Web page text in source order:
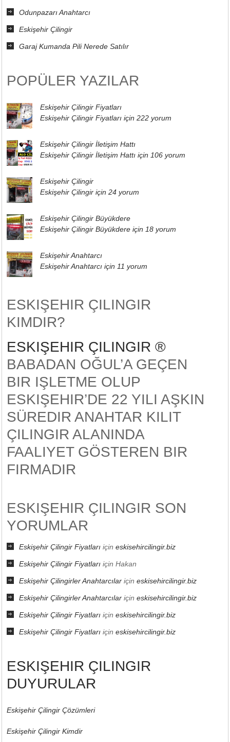
Odunpazarı Anahtarcı
Eskişehir Çilingir
Garaj Kumanda Pili Nerede Satılır
POPÜLER YAZILAR
Eskişehir Çilingir Fiyatları
Eskişehir Çilingir Fiyatları için 222 yorum
Eskişehir Çilingir İletişim Hattı
Eskişehir Çilingir İletişim Hattı için 106 yorum
Eskişehir Çilingir
Eskişehir Çilingir için 24 yorum
Eskişehir Çilingir Büyükdere
Eskişehir Çilingir Büyükdere için 18 yorum
Eskişehir Anahtarcı
Eskişehir Anahtarcı için 11 yorum
ESKIŞEHIR ÇILINGIR
KIMDIR?
ESKIŞEHIR ÇILINGIR ®
BABADAN OĞUL’A GEÇEN
BIR IŞLETME OLUP
ESKIŞEHIR’DE 22 YILI AŞKIN
SÜREDIR ANAHTAR KILIT
ÇILINGIR ALANINDA
FAALIYET GÖSTEREN BIR
FIRMADIR
ESKIŞEHIR ÇILINGIR SON
YORUMLAR
Eskişehir Çilingir Fiyatları içineskisehircilingir.biz
Eskişehir Çilingir Fiyatları içinHakan
Eskişehir Çilingirler Anahtarcılar içineskisehircilingir.biz
Eskişehir Çilingirler Anahtarcılar içineskisehircilingir.biz
Eskişehir Çilingir Fiyatları içineskisehircilingir.biz
Eskişehir Çilingir Fiyatları içineskisehircilingir.biz
ESKIŞEHIR ÇILINGIR
DUYURULAR
Eskişehir Çilingir Çözümleri
Eskişehir Çilingir Kimdir